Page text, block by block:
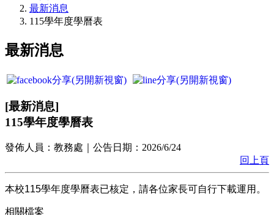
最新消息
115學年度學曆表
最新消息
[最新消息]
115學年度學曆表
發佈人員： 教務處 ｜公告日期： 2026/6/24
回上頁
本校115學年度學曆表已核定，請各位家長可自行下載運用。
相關檔案